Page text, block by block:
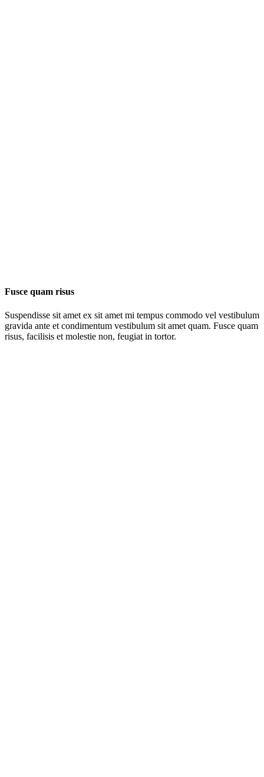
Fusce quam risus
Suspendisse sit amet ex sit amet mi tempus commodo vel vestibulum
gravida ante et condimentum vestibulum sit amet quam. Fusce quam
risus, facilisis et molestie non, feugiat in tortor.